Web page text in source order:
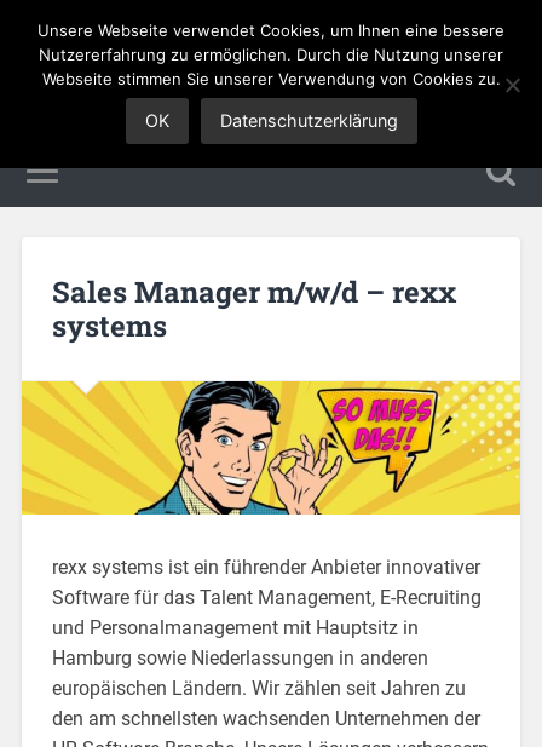
Sales Jobs
Sales Manager m/w/d – rexx
systems
rexx systems ist ein führender Anbieter innovativer
Software für das Talent Management, E-Recruiting
und Personalmanagement mit Hauptsitz in
Hamburg sowie Niederlassungen in anderen
europäischen Ländern. Wir zählen seit Jahren zu
den am schnellsten wachsenden Unternehmen der
Unsere Webseite verwendet Cookies, um Ihnen eine bessere
Nutzererfahrung zu ermöglichen. Durch die Nutzung unserer
Webseite stimmen Sie unserer Verwendung von Cookies zu.
OK Datenschutzerklärung